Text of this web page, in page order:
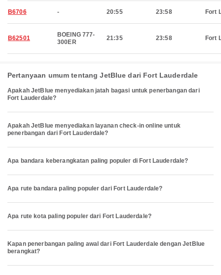
B6706 - 20:55 23:58 Fort
B62501
BOEING 777-
300ER
21:35 23:58 Fort
Pertanyaan umum tentang JetBlue dari Fort Lauderdale
Apakah JetBlue menyediakan jatah bagasi untuk penerbangan dari
Fort Lauderdale?
Apakah JetBlue menyediakan layanan check-in online untuk
penerbangan dari Fort Lauderdale?
Apa bandara keberangkatan paling populer di Fort Lauderdale?
Apa rute bandara paling populer dari Fort Lauderdale?
Apa rute kota paling populer dari Fort Lauderdale?
Kapan penerbangan paling awal dari Fort Lauderdale dengan JetBlue
berangkat?